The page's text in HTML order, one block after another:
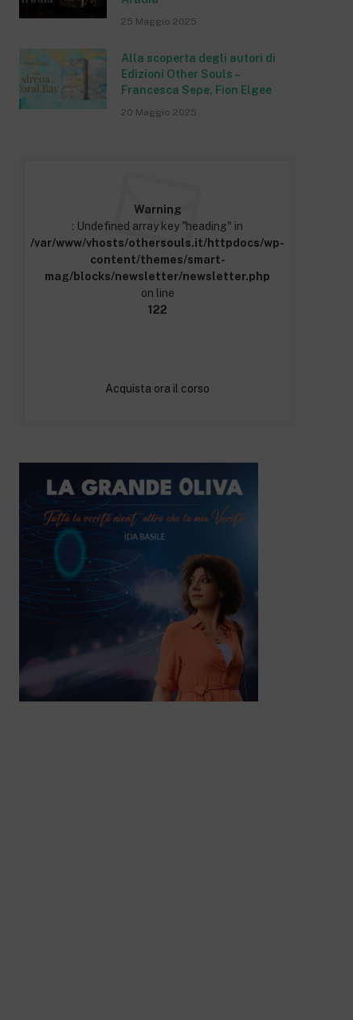
25 Maggio 2025
Alla scoperta degli autori di
Edizioni Other Souls –
Francesca Sepe, Fion Elgee
20 Maggio 2025
Warning
: Undefined array key "heading" in
/var/www/vhosts/othersouls.it/httpdocs/wp-
content/themes/smart-
mag/blocks/newsletter/newsletter.php
on line
122
Acquista ora il corso